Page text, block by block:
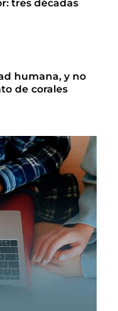
tres décadas
humana, y no
de corales